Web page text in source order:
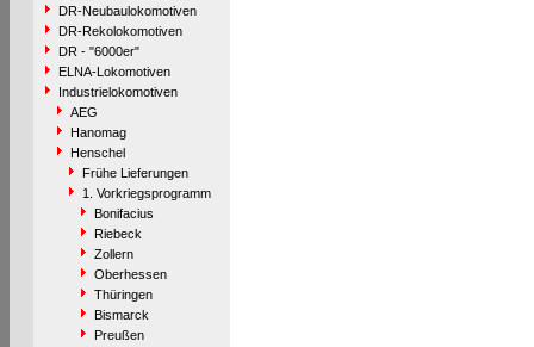
DR-Neubaulokomotiven
DR-Rekolokomotiven
DR - "6000er"
ELNA-Lokomotiven
Industrielokomotiven
AEG
Hanomag
Henschel
Frühe Lieferungen
1. Vorkriegsprogramm
Bonifacius
Riebeck
Zollern
Oberhessen
Thüringen
Bismarck
Preußen